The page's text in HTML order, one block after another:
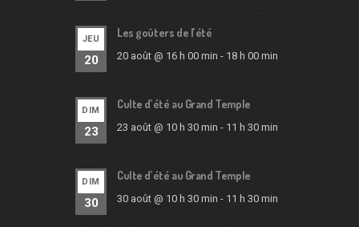
JEU
20
Les goûters de l’été
20 août @ 16 h 00 min - 18 h 00 min
DIM
23
Culte d’été au Grand Temple
23 août @ 10 h 30 min - 11 h 30 min
DIM
30
Culte d’été au Grand Temple
30 août @ 10 h 30 min - 11 h 30 min